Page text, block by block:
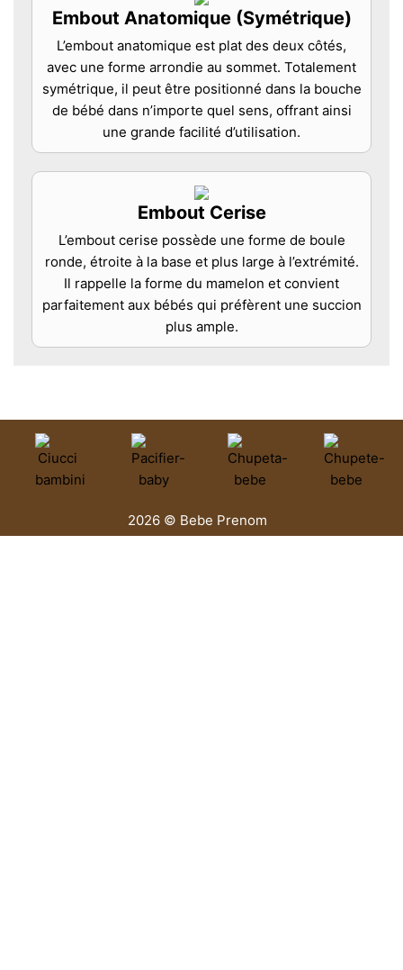
Embout Anatomique (Symétrique)
L’embout anatomique est plat des deux côtés,
avec une forme arrondie au sommet. Totalement
symétrique, il peut être positionné dans la bouche
de bébé dans n’importe quel sens, offrant ainsi
une grande facilité d’utilisation.
Embout Cerise
L’embout cerise possède une forme de boule
ronde, étroite à la base et plus large à l’extrémité.
Il rappelle la forme du mamelon et convient
parfaitement aux bébés qui préfèrent une succion
plus ample.
2026 © Bebe Prenom